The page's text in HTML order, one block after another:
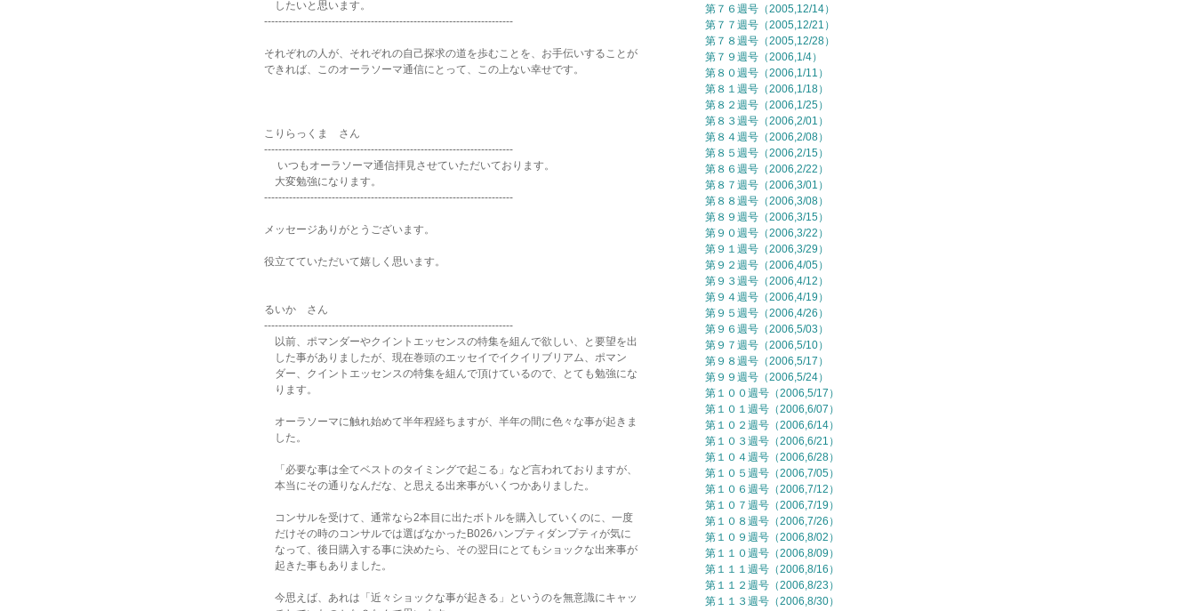
したいと思います。
----------------------------------------------------------------------
それぞれの人が、それぞれの自己探求の道を歩むことを、お手伝いすることが
できれば、このオーラソーマ通信にとって、この上ない幸せです。
こりらっくま さん
----------------------------------------------------------------------
いつもオーラソーマ通信拝見させていただいております。
大変勉強になります。
----------------------------------------------------------------------
メッセージありがとうございます。
役立てていただいて嬉しく思います。
るいか さん
----------------------------------------------------------------------
以前、ポマンダーやクイントエッセンスの特集を組んで欲しい、と要望を出
した事がありましたが、現在巻頭のエッセイでイクイリブリアム、ポマン
ダー、クイントエッセンスの特集を組んで頂けているので、とても勉強にな
ります。
オーラソーマに触れ始めて半年程経ちますが、半年の間に色々な事が起きま
した。
「必要な事は全てベストのタイミングで起こる」など言われておりますが、
本当にその通りなんだな、と思える出来事がいくつかありました。
コンサルを受けて、通常なら2本目に出たボトルを購入していくのに、一度
だけその時のコンサルでは選ばなかったB026ハンプティダンプティが気に
なって、後日購入する事に決めたら、その翌日にとてもショックな出来事が
起きた事もありました。
今思えば、あれは「近々ショックな事が起きる」というのを無意識にキャッ
第７６週号（2005,12/14）
第７７週号（2005,12/21）
第７８週号（2005,12/28）
第７９週号（2006,1/4）
第８０週号（2006,1/11）
第８１週号（2006,1/18）
第８２週号（2006,1/25）
第８３週号（2006,2/01）
第８４週号（2006,2/08）
第８５週号（2006,2/15）
第８６週号（2006,2/22）
第８７週号（2006,3/01）
第８８週号（2006,3/08）
第８９週号（2006,3/15）
第９０週号（2006,3/22）
第９１週号（2006,3/29）
第９２週号（2006,4/05）
第９３週号（2006,4/12）
第９４週号（2006,4/19）
第９５週号（2006,4/26）
第９６週号（2006,5/03）
第９７週号（2006,5/10）
第９８週号（2006,5/17）
第９９週号（2006,5/24）
第１００週号（2006,5/17）
第１０１週号（2006,6/07）
第１０２週号（2006,6/14）
第１０３週号（2006,6/21）
第１０４週号（2006,6/28）
第１０５週号（2006,7/05）
第１０６週号（2006,7/12）
第１０７週号（2006,7/19）
第１０８週号（2006,7/26）
第１０９週号（2006,8/02）
第１１０週号（2006,8/09）
第１１１週号（2006,8/16）
第１１２週号（2006,8/23）
第１１３週号（2006,8/30）